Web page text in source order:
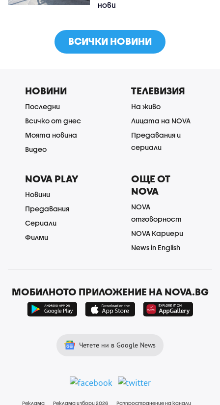
нови
ВСИЧКИ НОВИНИ
НОВИНИ
Последни
Всичко от днес
Моята новина
Видео
ТЕЛЕВИЗИЯ
На живо
Лицата на NOVA
Предавания и
сериали
NOVA PLAY
Новини
Предавания
Сериали
Филми
ОЩЕ ОТ
NOVA
NOVA
отговорност
NOVA Кариери
News in English
МОБИЛНОТО ПРИЛОЖЕНИЕ НА NOVA.BG
Четете ни в Google News
Реклама Реклама избори 2026 Разпространение на канали